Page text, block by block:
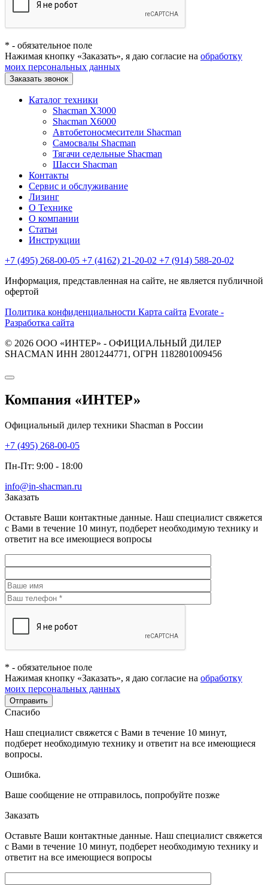
* - обязательное поле
Нажимая кнопку «Заказать», я даю согласие на обработку
моих персональных данных
Заказать звонок
Каталог техники
Shacman X3000
Shacman X6000
Автобетоносмесители Shacman
Самосвалы Shacman
Тягачи седельные Shacman
Шасси Shacman
Контакты
Сервис и обслуживание
Лизинг
О Технике
О компании
Статьи
Инструкции
+7 (495) 268-00-05 +7 (4162) 21-20-02 +7 (914) 588-20-02
Информация, представленная на сайте, не является публичной
офертой
Политика конфиденциальности Карта сайта Evorate -
Разработка сайта
© 2026 ООО «ИНТЕР» - ОФИЦИАЛЬНЫЙ ДИЛЕР
SHACMAN ИНН 2801244771, ОГРН 1182801009456
Компания «ИНТЕР»
Официальный дилер техники Shacman в России
+7 (495) 268-00-05
Пн-Пт: 9:00 - 18:00
info@in-shacman.ru
Заказать
Оставьте Ваши контактные данные. Наш специалист свяжется
с Вами в течение 10 минут, подберет необходимую технику и
ответит на все имеющиеся вопросы
* - обязательное поле
Нажимая кнопку «Заказать», я даю согласие на обработку
моих персональных данных
Отправить
Спасибо
Наш специалист свяжется с Вами в течение 10 минут,
подберет необходимую технику и ответит на все имеющиеся
вопросы.
Ошибка.
Ваше сообщение не отправилось, попробуйте позже
Заказать
Оставьте Ваши контактные данные. Наш специалист свяжется
с Вами в течение 10 минут, подберет необходимую технику и
ответит на все имеющиеся вопросы